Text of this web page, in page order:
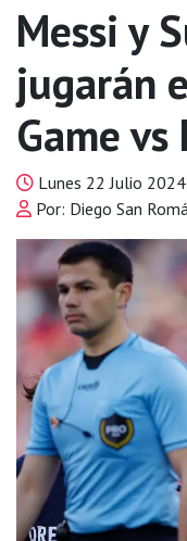
Messi y
jugarán
Game
Lunes 22 Julio
Por: Diego San